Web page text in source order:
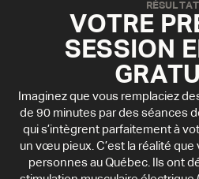
VOTRE
SESSION
Imaginez que vous remplaciez
de 90 minutes par des séances
qui s’intègrent parfaitement à
un vœu pieux. C’est la réalité
personnes au Québec. Ils ont